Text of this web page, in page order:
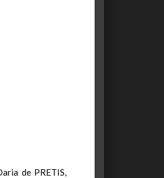
de PRETIS,